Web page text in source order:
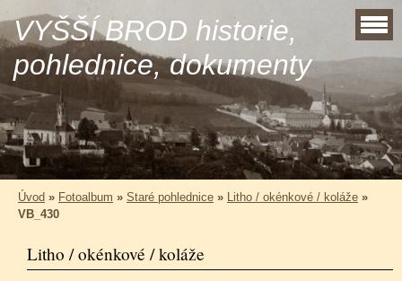
VYŠŠÍ BROD historie,
pohlednice, dokumenty
Úvod » Fotoalbum » Staré pohlednice » Litho / okénkové / koláže »
VB_430
Litho / okénkové / koláže